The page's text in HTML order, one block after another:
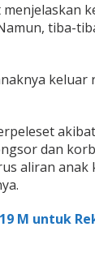
tiba-
keluar
dan
aliran anak
M untuk